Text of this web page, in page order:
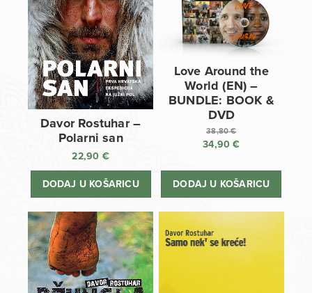
Davor Rostuhar –
Polarni san
22,90 €
DODAJ U KOŠARICU
Love Around the
World (EN) –
BUNDLE: BOOK &
DVD
38,80€
Izvorna
bila
34,90€
cijena
DODAJ U KOŠARICU